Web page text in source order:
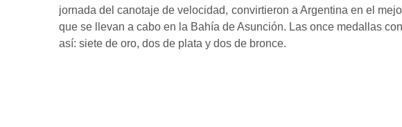
jornada del canotaje de velocidad, convirtieron a Argentina en el
que se llevan a cabo en la Bahía de Asunción. Las once medallas
así: siete de oro, dos de plata y dos de bronce.